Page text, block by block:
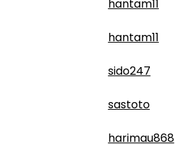
hantam11
hantam11
sido247
sastoto
harimau868